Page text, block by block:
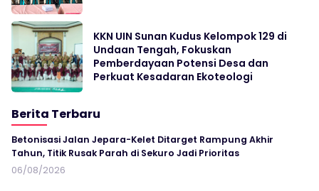
KKN UIN Sunan Kudus Kelompok 129 di
Undaan Tengah, Fokuskan
Pemberdayaan Potensi Desa dan
Perkuat Kesadaran Ekoteologi
Berita Terbaru
Betonisasi Jalan Jepara-Kelet Ditarget Rampung Akhir
Tahun, Titik Rusak Parah di Sekuro Jadi Prioritas
06/08/2026